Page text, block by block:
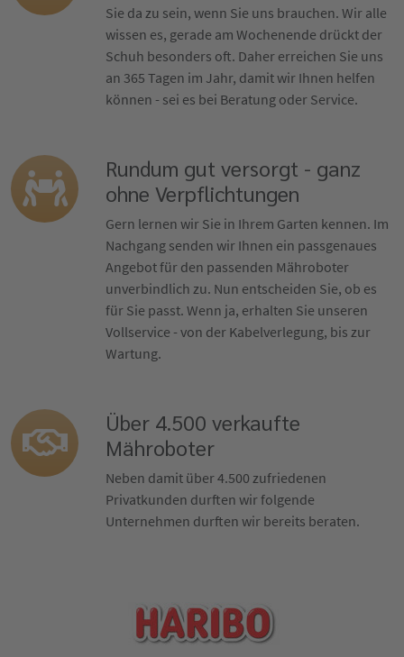
Sie da zu sein, wenn Sie uns brauchen. Wir alle
wissen es, gerade am Wochenende drückt der
Schuh besonders oft. Daher erreichen Sie uns
an 365 Tagen im Jahr, damit wir Ihnen helfen
können - sei es bei Beratung oder Service.
Rundum gut versorgt - ganz
ohne Verpflichtungen
Gern lernen wir Sie in Ihrem Garten kennen. Im
Nachgang senden wir Ihnen ein passgenaues
Angebot für den passenden Mähroboter
unverbindlich zu. Nun entscheiden Sie, ob es
für Sie passt. Wenn ja, erhalten Sie unseren
Vollservice - von der Kabelverlegung, bis zur
Wartung.
Über 4.500 verkaufte
Mähroboter
Neben damit über 4.500 zufriedenen
Privatkunden durften wir folgende
Unternehmen durften wir bereits beraten.